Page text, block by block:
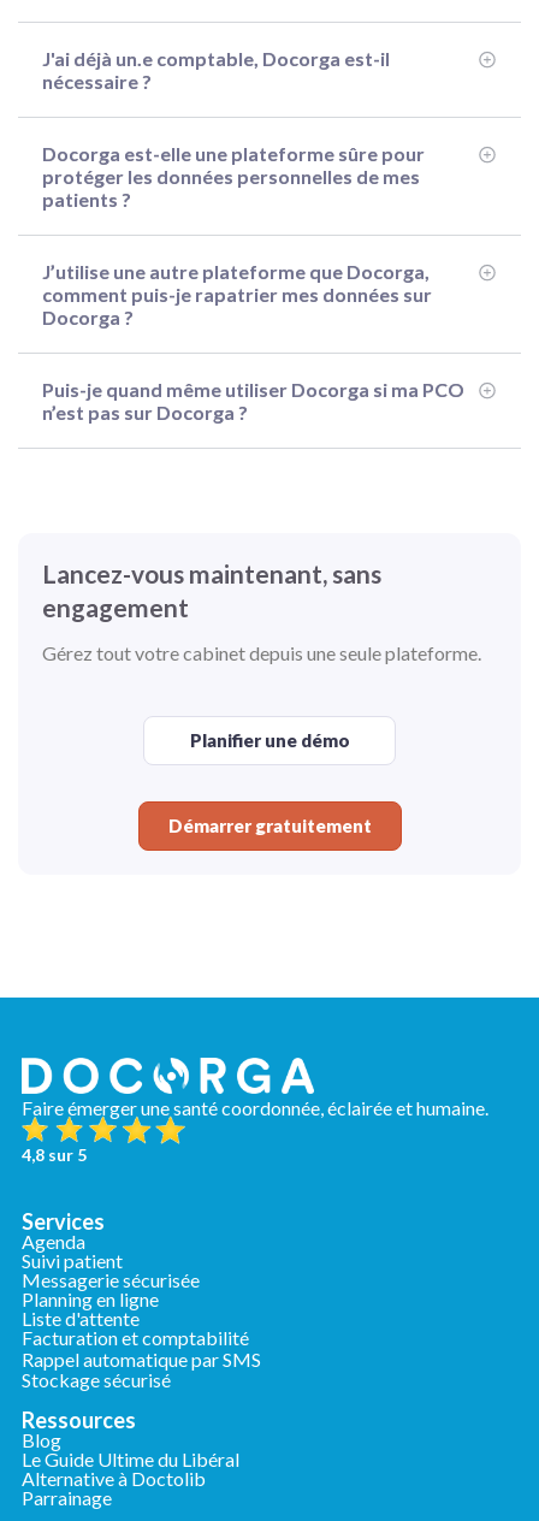
J'ai déjà un.e comptable, Docorga est-il
nécessaire ?
Docorga est-elle une plateforme sûre pour
protéger les données personnelles de mes
patients ?
J’utilise une autre plateforme que Docorga,
comment puis-je rapatrier mes données sur
Docorga ?
Puis-je quand même utiliser Docorga si ma PCO
n’est pas sur Docorga ?
Lancez-vous maintenant, sans
engagement
Gérez tout votre cabinet depuis une seule plateforme.
Planifier une démo
Démarrer gratuitement
Faire émerger une santé coordonnée, éclairée et humaine.
4,8 sur 5
Services
Agenda
Suivi patient
Messagerie sécurisée
Planning en ligne
Liste d'attente
Facturation et comptabilité
Rappel automatique par SMS
Stockage sécurisé
Ressources
Blog
Le Guide Ultime du Libéral
Alternative à Doctolib
Parrainage